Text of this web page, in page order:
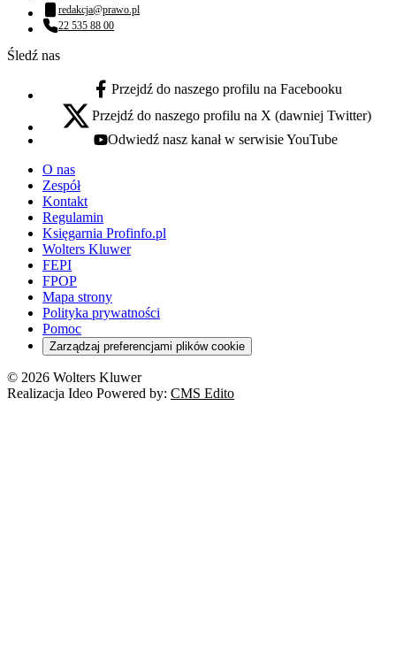
Adres email:
redakcja@prawo.pl
Numer telefonu:
22 535 88 00
Śledź nas
facebook - otwiera się w nowej karcie
Przejdź do naszego profilu na Facebooku
x - otwiera się w nowej karcie
Przejdź do naszego profilu na X (dawniej Twitter)
youtube - otwiera się w nowej karcie
Odwiedź nasz kanał w serwisie YouTube
O nas
Zespół
Kontakt
Regulamin
Księgarnia Profinfo.pl
Wolters Kluwer
FEPI
FPOP
Mapa strony
Polityka prywatności
Pomoc
Zarządzaj preferencjami plików cookie
© 2026 Wolters Kluwer
Realizacja Ideo Powered by: CMS Edito